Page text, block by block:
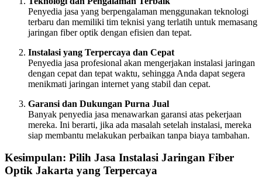
Penyedia jasa yang berpengalaman menggunakan teknologi
terbaru dan memiliki tim teknisi yang terlatih untuk memasang
jaringan fiber optik dengan efisien dan tepat.
Instalasi yang Terpercaya dan Cepat
Penyedia jasa profesional akan mengerjakan instalasi jaringan
dengan cepat dan tepat waktu, sehingga Anda dapat segera
menikmati jaringan internet yang stabil dan cepat.
Garansi dan Dukungan Purna Jual
Banyak penyedia jasa menawarkan garansi atas pekerjaan
mereka. Ini berarti, jika ada masalah setelah instalasi, mereka
siap membantu melakukan perbaikan tanpa biaya tambahan.
Kesimpulan: Pilih Jasa Instalasi Jaringan Fiber
Optik Jakarta yang Terpercaya